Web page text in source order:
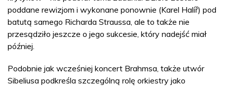
poddane rewizjom i wykonane ponownie (Karel Halíř) pod
batutą samego Richarda Straussa, ale to także nie
przesądziło jeszcze o jego sukcesie, który nadejść miał
później.
Podobnie jak wcześniej koncert Brahmsa, także utwór
Sibeliusa podkreśla szczególną rolę orkiestry jako